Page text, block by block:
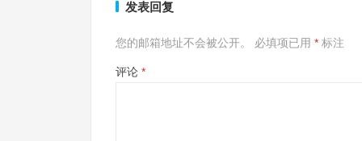
发表回复
您的邮箱地址不会被公开。 必填项已用 * 标注
评论 *